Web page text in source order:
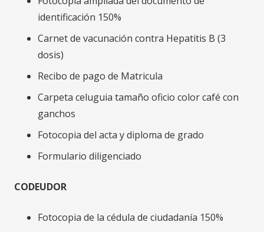
identificación 150%
Carnet de vacunación contra Hepatitis B (3
dosis)
Recibo de pago de Matricula
Carpeta celuguia tamaño oficio color café con
ganchos
Fotocopia del acta y diploma de grado
Formulario diligenciado
CODEUDOR
Fotocopia de la cédula de ciudadanía 150%